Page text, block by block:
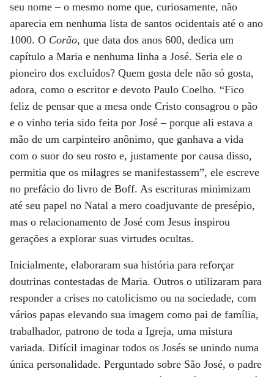
seu nome – o mesmo nome que, curiosamente, não
aparecia em nenhuma lista de santos ocidentais até o ano
1000. O Corão, que data dos anos 600, dedica um
capítulo a Maria e nenhuma linha a José. Seria ele o
pioneiro dos excluídos? Quem gosta dele não só gosta,
adora, como o escritor e devoto Paulo Coelho. “Fico
feliz de pensar que a mesa onde Cristo consagrou o pão
e o vinho teria sido feita por José – porque ali estava a
mão de um carpinteiro anônimo, que ganhava a vida
com o suor do seu rosto e, justamente por causa disso,
permitia que os milagres se manifestassem”, ele escreve
no prefácio do livro de Boff. As escrituras minimizam
até seu papel no Natal a mero coadjuvante de presépio,
mas o relacionamento de José com Jesus inspirou
gerações a explorar suas virtudes ocultas.
Inicialmente, elaboraram sua história para reforçar
doutrinas contestadas de Maria. Outros o utilizaram para
responder a crises no catolicismo ou na sociedade, com
vários papas elevando sua imagem como pai de família,
trabalhador, patrono de toda a Igreja, uma mistura
variada. Difícil imaginar todos os Josés se unindo numa
única personalidade. Perguntado sobre São José, o padre